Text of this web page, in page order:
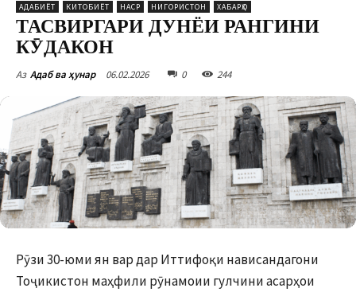
АДАБИЁТ КИТОБИЁТ НАСР НИГОРИСТОН ХАБАРҲО
ТАСВИРГАРИ ДУНЁИ РАНГИНИ
КӮДАКОН
Аз Адаб ва ҳунар 06.02.2026 0 244
Рӯзи 30-юми ян вар дар Иттифоқи нависандагони
Тоҷикистон маҳфили рӯнамоии гулчини асарҳои